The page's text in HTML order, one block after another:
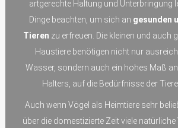
artgerechte Haltung und Unterbringung
Dinge beachten, um sich an gesunden
Tieren zu erfreuen. Die kleinen und auch
Haustiere benötigen nicht nur
Wasser, sondern auch ein hohes Maß
Halters, auf die Bedürfnisse der
Auch wenn Vögel als Heimtiere sehr
über die domestizierte Zeit viele